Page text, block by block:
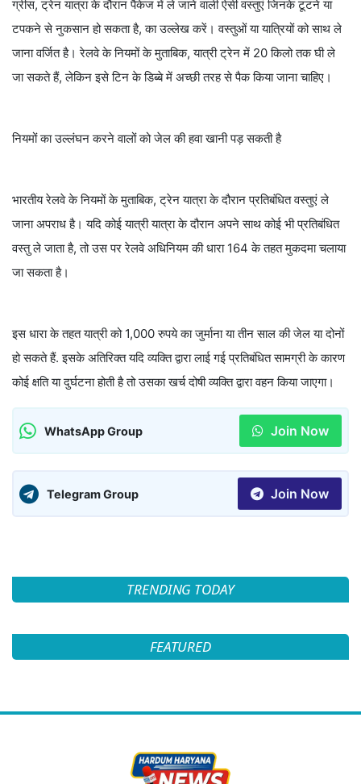
ग्रीस, ट्रेन यात्रा के दौरान पैकेज में ले जाने वाली ऐसी वस्तुएं जिनके टूटने या
टपकने से नुकसान हो सकता है, का उल्लेख करें। वस्तुओं या यात्रियों को साथ ले
जाना वर्जित है। रेलवे के नियमों के मुताबिक, यात्री ट्रेन में 20 किलो तक घी ले
जा सकते हैं, लेकिन इसे टिन के डिब्बे में अच्छी तरह से पैक किया जाना चाहिए।
नियमों का उल्लंघन करने वालों को जेल की हवा खानी पड़ सकती है
भारतीय रेलवे के नियमों के मुताबिक, ट्रेन यात्रा के दौरान प्रतिबंधित वस्तुएं ले
जाना अपराध है। यदि कोई यात्री यात्रा के दौरान अपने साथ कोई भी प्रतिबंधित
वस्तु ले जाता है, तो उस पर रेलवे अधिनियम की धारा 164 के तहत मुकदमा चलाया
जा सकता है।
इस धारा के तहत यात्री को 1,000 रुपये का जुर्माना या तीन साल की जेल या दोनों
हो सकते हैं. इसके अतिरिक्त यदि व्यक्ति द्वारा लाई गई प्रतिबंधित सामग्री के कारण
कोई क्षति या दुर्घटना होती है तो उसका खर्च दोषी व्यक्ति द्वारा वहन किया जाएगा।
WhatsApp Group Join Now
Telegram Group Join Now
TRENDING TODAY
FEATURED